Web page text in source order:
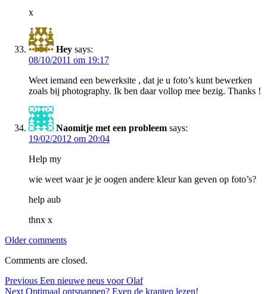
x
Hey says:
08/10/2011 om 19:17
Weet iemand een bewerksite , dat je u foto’s kunt bewerken
zoals bij photography. Ik ben daar vollop mee bezig. Thanks !
Naomitje met een probleem says:
19/02/2012 om 20:04
Help my
wie weet waar je je oogen andere kleur kan geven op foto’s?
help aub
thnx x
Comments
navigation
Older comments
Comments are closed.
Post
Previous Previous
post:
Een nieuwe neus voor Olaf
Next Next
Optimaal ontsnappen? Even de kranten lezen!